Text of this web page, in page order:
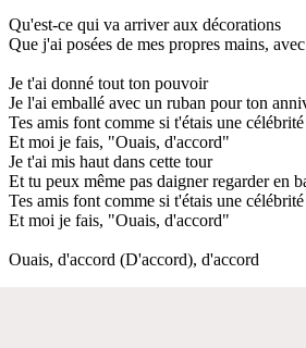
Qu'est-ce qui va arriver aux décorations
Que j'ai posées de mes propres mains,
Je t'ai donné tout ton pouvoir
Je l'ai emballé avec un ruban pour ton
Tes amis font comme si t'étais une
Et moi je fais, "Ouais, d'accord"
Je t'ai mis haut dans cette tour
Et tu peux même pas daigner regarder en
Tes amis font comme si t'étais une
Et moi je fais, "Ouais, d'accord"
Ouais, d'accord (D'accord), d'accord